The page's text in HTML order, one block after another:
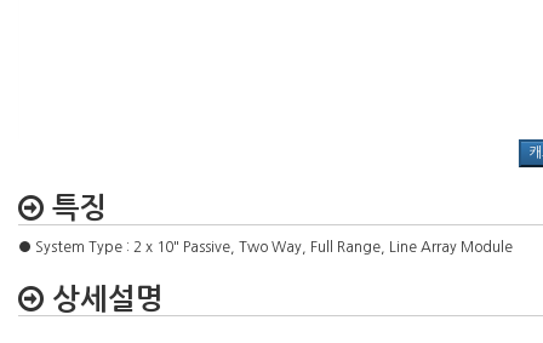
특징
● System Type : 2 x 10" Passive, Two Way, Full Range, Line Array Module
상세설명